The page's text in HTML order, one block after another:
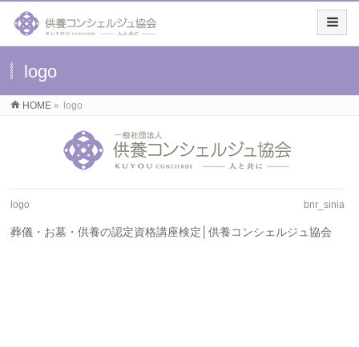
logo
HOME » logo
logo bnr_sinia
葬儀・お墓・供養の認定資格講座検定│供養コンシェルジュ協会